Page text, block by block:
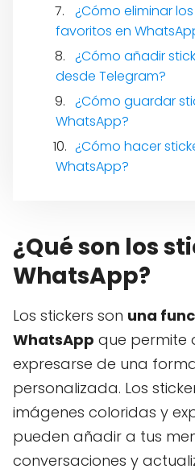
¿Cómo eliminar
favoritos en
¿Cómo añadir
desde Telegram?
¿Cómo guardar
WhatsApp?
¿Cómo hacer
WhatsApp?
¿Qué son los
WhatsApp?
Los stickers son una
WhatsApp que permite
expresarse de una
personalizada. Los
imágenes coloridas y
pueden añadir a tus
conversaciones y